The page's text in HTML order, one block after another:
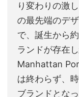
り変わりの激
の最先端のデ
で、誕生から
ランドが存在
Manhattan
は終わらず、
ブランドとなっ